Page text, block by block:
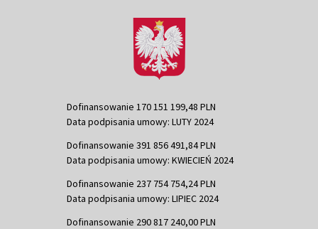
Dofinansowanie 170 151 199,48 PLN
Data podpisania umowy: LUTY 2024
Dofinansowanie 391 856 491,84 PLN
Data podpisania umowy: KWIECIEŃ 2024
Dofinansowanie 237 754 754,24 PLN
Data podpisania umowy: LIPIEC 2024
Dofinansowanie 290 817 240,00 PLN